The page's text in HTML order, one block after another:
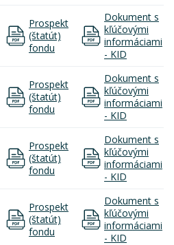
Prospekt
(štatút)
fondu
Dokument s
kľúčovými
informáciami
- KID
Prospekt
(štatút)
fondu
Dokument s
kľúčovými
informáciami
- KID
Prospekt
(štatút)
fondu
Dokument s
kľúčovými
informáciami
- KID
Prospekt
(štatút)
fondu
Dokument s
kľúčovými
informáciami
- KID